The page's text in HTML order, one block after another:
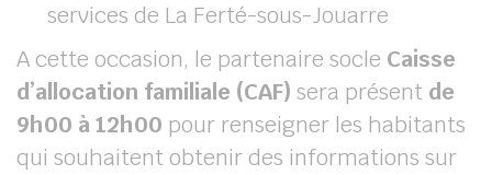
services de La Ferté-sous-Jouarre
A cette occasion, le partenaire socle Caisse
d’allocation familiale (CAF) sera présent de
9h00 à 12h00 pour renseigner les habitants
qui souhaitent obtenir des informations sur